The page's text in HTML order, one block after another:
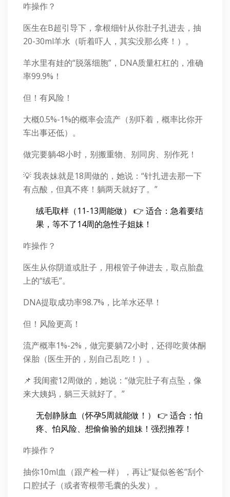
咋操作？
医生在B超引导下，拿根细针从你肚子扎进去，抽
20-30ml羊水（听着吓人，其实没那么疼！）。
羊水里有娃的“脱落细胞”，DNA质量杠杠的，准确
率99.9%！
但！有风险！
大概0.5%-1%的概率会流产（别吓着，概率比你开
车出事还低）。
做完要躺48小时，别搬重物、别同房、别作死！
💡 我表妹就是18周做的，她说：“针扎进去那一下
有点酸，但真不疼！躺两天就好了。”
绒毛取样（11-13周能做） 👉 适合：急着要结
果，等不了14周的急性子姐妹！
咋操作？
医生从你阴道或肚子，用根管子伸进去，取点胎盘
上的“绒毛”。
DNA提取成功率98.7%，比羊水还早！
但！风险更高！
流产概率1%-2%，做完要躺72小时，还得吃黄体酮
保胎（医生开的，别自己乱吃！）。
📌 我闺蜜12周做的，她说：“做完肚子有点坠，像
来大姨妈，躺三天就好了。”
无创静脉血（怀孕5周就能做！） 👉 适合：怕
疼、怕风险、想偷偷验的姐妹！强烈推荐！
咋操作？
抽你10ml血（跟产检一样），再让“疑似爸爸”刮个
口腔拭子（或者寄根带毛囊的头发）。